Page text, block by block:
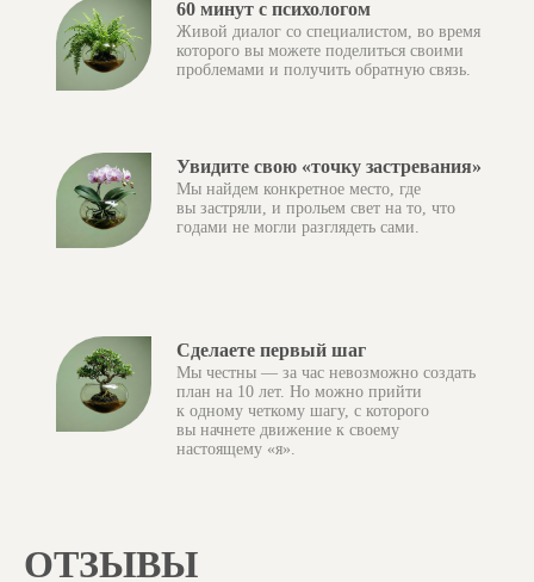
60 минут с психологом
Живой диалог со специалистом, во время
которого вы можете поделиться своими
проблемами и получить обратную связь.
Увидите свою «точку застревания»
Мы найдем конкретное место, где
вы застряли, и прольем свет на то, что
годами не могли разглядеть сами.
Сделаете первый шаг
Мы честны — за час невозможно создать
план на 10 лет. Но можно прийти
к одному четкому шагу, с которого
вы начнете движение к своему
настоящему «я».
ОТЗЫВЫ